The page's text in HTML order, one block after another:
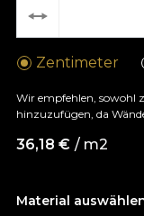
Material
Zentimeter
Wir empfehlen, sowohl
hinzuzufügen, da
36,18 € / m2